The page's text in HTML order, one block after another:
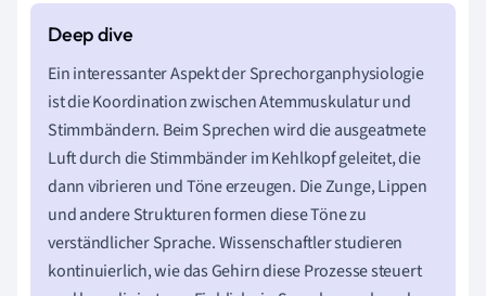
Ein interessanter Aspekt der Sprechorganphysiologie
ist die Koordination zwischen Atemmuskulatur und
Stimmbändern. Beim Sprechen wird die ausgeatmete
Luft durch die Stimmbänder im Kehlkopf geleitet, die
dann vibrieren und Töne erzeugen. Die Zunge, Lippen
und andere Strukturen formen diese Töne zu
verständlicher Sprache. Wissenschaftler studieren
kontinuierlich, wie das Gehirn diese Prozesse steuert